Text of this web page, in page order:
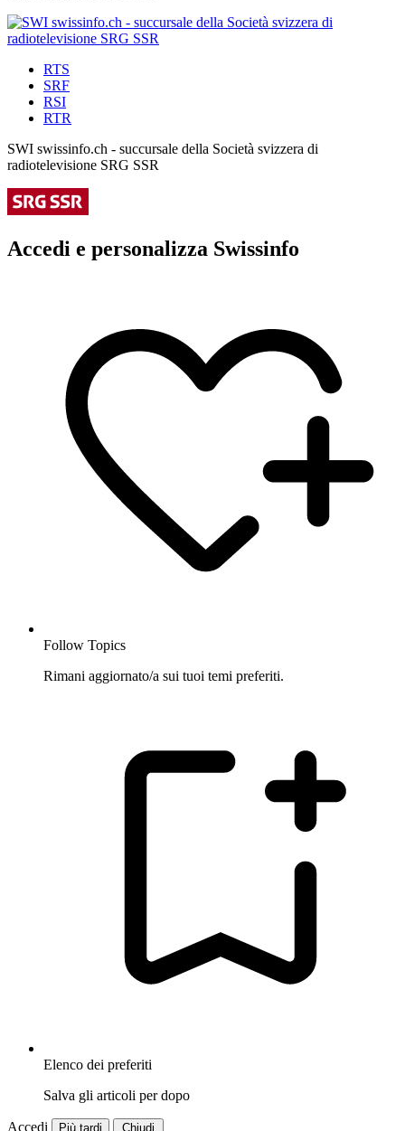
RTS
SRF
RSI
RTR
SWI swissinfo.ch - succursale della Società svizzera di
radiotelevisione SRG SSR
Accedi e personalizza Swissinfo
Follow Topics
Rimani aggiornato/a sui tuoi temi preferiti.
Elenco dei preferiti
Salva gli articoli per dopo
Accedi Più tardi Chiudi